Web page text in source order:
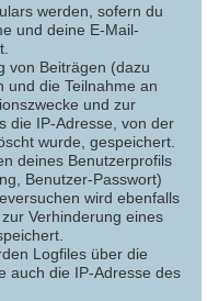
werden, sofern du
und deine E-Mail-
von Beiträgen (dazu
und die Teilnahme an
und zur
die IP-Adresse, von der
wurde, gespeichert.
deines Benutzerprofils
Benutzer-Passwort)
wird ebenfalls
Verhinderung eines
Logfiles über die
auch die IP-Adresse des